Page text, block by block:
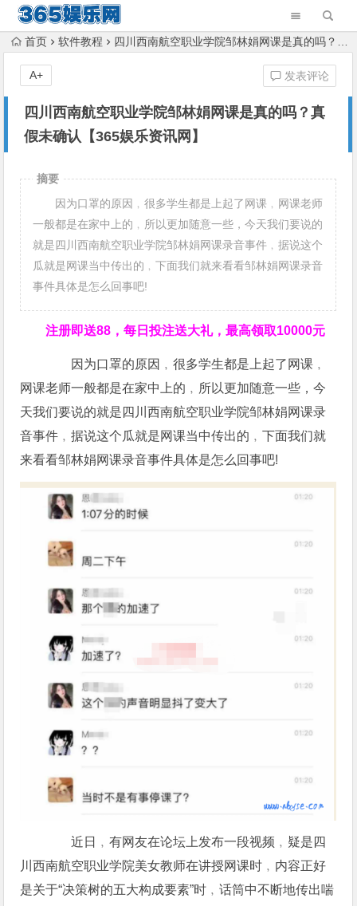
首页 软件教程 四川西南航空职业学院邹林娟网课是真的吗？真假未确认【365娱乐资讯网】
四川西南航空职业学院邹林娟网课是真的吗？真
假未确认【365娱乐资讯网】
发表评论
A+
摘要
因为口罩的原因﹐很多学生都是上起了网课﹐网课老师
一般都是在家中上的﹐所以更加随意一些，今天我们要说的
就是四川西南航空职业学院邹林娟网课录音事件﹐据说这个
瓜就是网课当中传出的﹐下面我们就来看看邹林娟网课录音
事件具体是怎么回事吧!
注册即送88，每日投注送大礼，最高领取10000元
因为口罩的原因﹐很多学生都是上起了网课﹐
网课老师一般都是在家中上的﹐所以更加随意一些，今
天我们要说的就是四川西南航空职业学院邹林娟网课录
音事件﹐据说这个瓜就是网课当中传出的﹐下面我们就
来看看邹林娟网课录音事件具体是怎么回事吧!
近日﹐有网友在论坛上发布一段视频﹐疑是四
川西南航空职业学院美女教师在讲授网课时﹐内容正好
是关于“决策树的五大构成要素”时﹐话筒中不断地传出喘